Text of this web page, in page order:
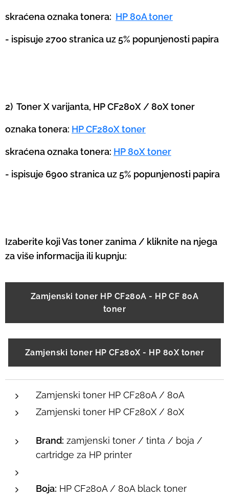
skraćena oznaka tonera: HP 80A toner
- ispisuje 2700 stranica uz 5% popunjenosti papira
2) Toner X varijanta, HP CF280X / 80X toner
oznaka tonera: HP CF280X toner
skraćena oznaka tonera: HP 80X toner
- ispisuje 6900 stranica uz 5% popunjenosti papira
Izaberite koji Vas toner zanima / kliknite na njega
za više informacija ili kupnju:
Zamjenski toner HP CF280A - HP CF 80A
toner
Zamjenski toner HP CF280X - HP 80X toner
Zamjenski toner HP CF280A / 80A
Zamjenski toner HP CF280X / 80X
Brand: zamjenski toner / tinta / boja /
cartridge za HP printer
Boja: HP CF280A / 80A black toner